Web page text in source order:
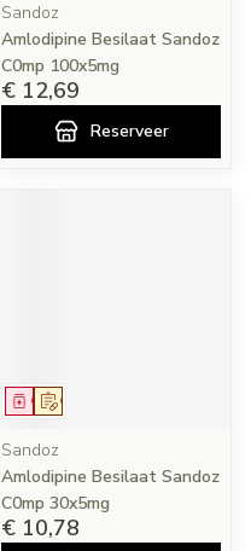
Sandoz
Amlodipine Besilaat Sandoz
C0mp 100x5mg
€ 12,69
Reserveer
Op voorschrift
Geneesmiddel
Sandoz
Amlodipine Besilaat Sandoz
C0mp 30x5mg
€ 10,78